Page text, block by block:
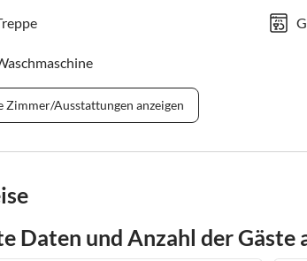
Zimmer/Ausstattungen anzeigen
Daten und Anzahl der Gäste